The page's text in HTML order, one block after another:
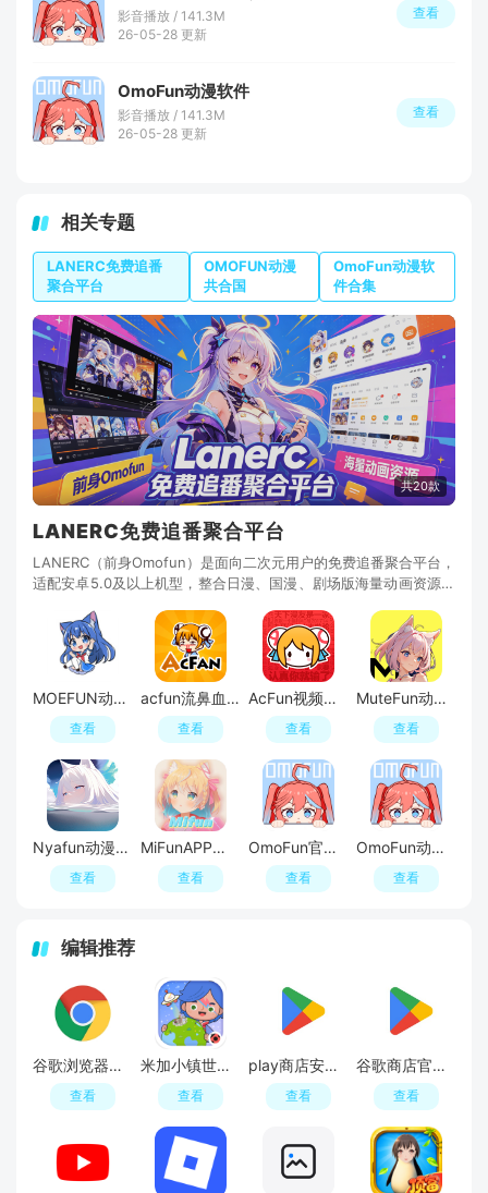
影音播放 / 141.3M
26-05-28 更新
查看
OmoFun动漫软件
影音播放 / 141.3M
26-05-28 更新
查看
相关专题
LANERC免费追番
聚合平台
OMOFUN动漫
共合国
OmoFun动漫软
件合集
共20款
LANERC免费追番聚合平台
LANERC（前身Omofun）是面向二次元用户的免费追番聚合平台，
适配安卓5.0及以上机型，整合日漫、国漫、剧场版海量动画资源，
MOEFUN动漫官方最新版本
查看
acfun流鼻血版
查看
AcFun视频弹幕网app最新版
查看
MuteFun动漫官方版
查看
Nyafun动漫X官方正版
查看
MiFunAPP纯净版
查看
OmoFun官方正版入口
查看
OmoFun动漫软件
查看
编辑推荐
谷歌浏览器手机版
查看
米加小镇世界全部解锁版
查看
play商店安卓版(GooglePlay商店)
查看
谷歌商店官方正版
查看